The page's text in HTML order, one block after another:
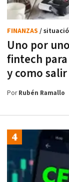
Uno por
fintech
y como
FINANZAS /
PorRubén Ramallo